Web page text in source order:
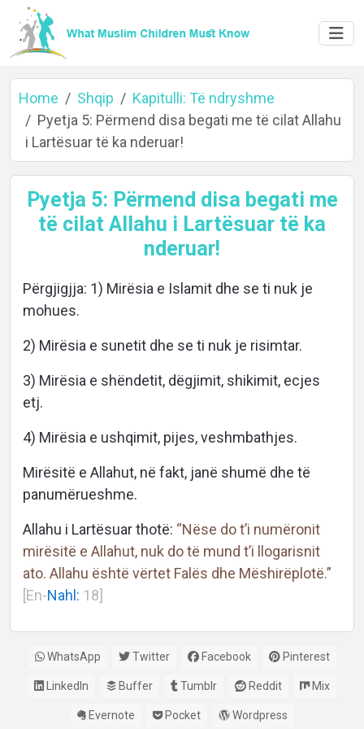
Home
About
Languages
Home Shqip
Kapitulli: Të ndryshme
Pyetja 5: Përmend disa begati me të cilat Allahu
i Lartësuar të ka nderuar!
Pyetja 5: Përmend disa begati me
të cilat Allahu i Lartësuar të ka
nderuar!
Përgjigjja: 1) Mirësia e Islamit dhe se ti nuk je
mohues.
2) Mirësia e sunetit dhe se ti nuk je risimtar.
3) Mirësia e shëndetit, dëgjimit, shikimit, ecjes
etj.
4) Mirësia e ushqimit, pijes, veshmbathjes.
Mirësitë e Allahut, në fakt, janë shumë dhe të
panumërueshme.
Allahu i Lartësuar thotë: “Nëse do t’i numëronit
mirësitë e Allahut, nuk do të mund t’i llogarisnit
ato. Allahu është vërtet Falës dhe Mëshirëplotë.”
[En-Nahl: 18]
WhatsApp Twitter Facebook Pinterest
LinkedIn Buffer Tumblr Reddit Mix
Evernote Pocket Wordpress